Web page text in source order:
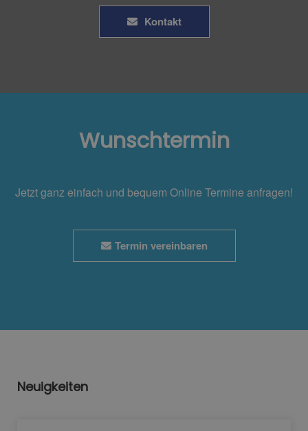
Kontakt
Wunschtermin
Jetzt ganz einfach und bequem Online Termine anfragen!
Termin vereinbaren
Neuigkeiten